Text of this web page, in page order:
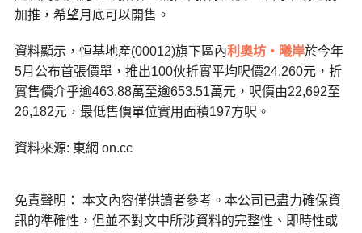
加推，希望月底可以開售。
資料顯示，恒基地產(00012)旗下區內利奧坊‧曦岸於今年
5月公布首張價單，推出100伙折實平均呎價24,260元，折
實售價介乎逾463.88萬至逾653.51萬元，呎價由22,692至
26,182元，最低售價單位實用面積197方呎。
資料來源: 東網 on.cc
免責聲明： 本文內容僅供讀者參考。本公司已盡力確保資
訊的準確性，但並不對文中所涉資料的完整性、即時性或